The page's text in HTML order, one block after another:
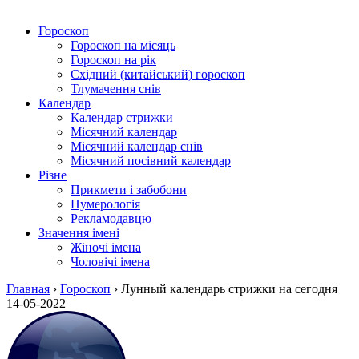
Гороскоп
Гороскоп на місяць
Гороскоп на рік
Східний (китайський) гороскоп
Тлумачення снів
Календар
Календар стрижки
Місячний календар
Місячний календар снів
Місячний посівний календар
Різне
Прикмети і забобони
Нумерологія
Рекламодавцю
Значення імені
Жіночі імена
Чоловічі імена
Главная › Гороскоп › Лунный календарь стрижки на сегодня
14-05-2022